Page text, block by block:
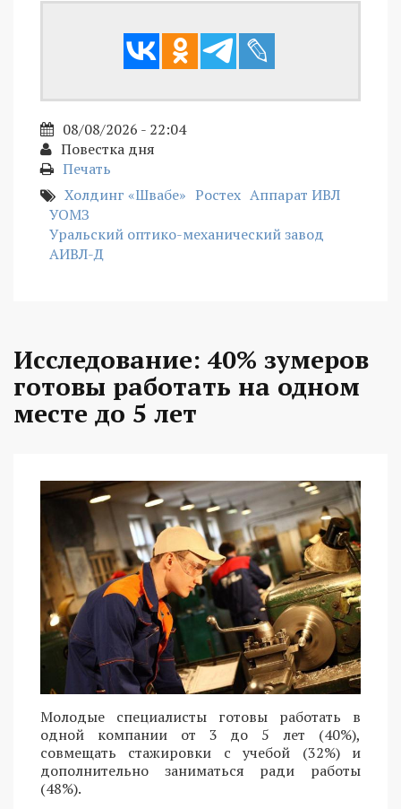
08/08/2026 - 22:04
Повестка дня
Печать
Холдинг «Швабе» Ростех Аппарат ИВЛ
УОМЗ
Уральский оптико-механический завод
АИВЛ-Д
Исследование: 40% зумеров
готовы работать на одном
месте до 5 лет
Молодые специалисты готовы работать в
одной компании от 3 до 5 лет (40%),
совмещать стажировки с учебой (32%) и
дополнительно заниматься ради работы
(48%).